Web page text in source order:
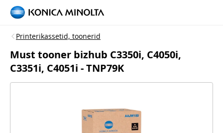
Printerikassetid, toonerid
Must tooner bizhub C3350i, C4050i,
C3351i, C4051i - TNP79K